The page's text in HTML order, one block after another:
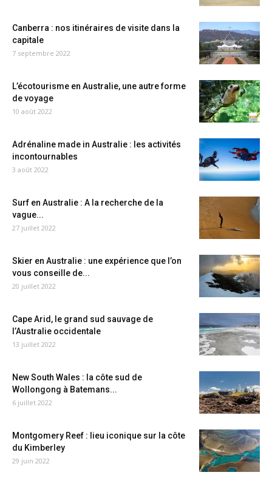
Canberra : nos itinéraires de visite dans la
capitale
7 septembre 2022
L’écotourisme en Australie, une autre forme
de voyage
10 août 2022
Adrénaline made in Australie : les activités
incontournables
3 août 2022
Surf en Australie : A la recherche de la
vague...
27 juillet 2022
Skier en Australie : une expérience que l’on
vous conseille de...
20 juillet 2022
Cape Arid, le grand sud sauvage de
l’Australie occidentale
13 juillet 2022
New South Wales : la côte sud de
Wollongong à Batemans...
6 juillet 2022
Montgomery Reef : lieu iconique sur la côte
du Kimberley
29 juin 2022